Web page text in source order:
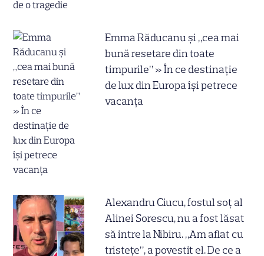
Emma Răducanu și „cea mai
bună resetare din toate
timpurile” » În ce destinație
de lux din Europa își petrece
vacanța
Alexandru Ciucu, fostul soț al
Alinei Sorescu, nu a fost lăsat
să intre la Nibiru. „Am aflat cu
tristețe”, a povestit el. De ce a